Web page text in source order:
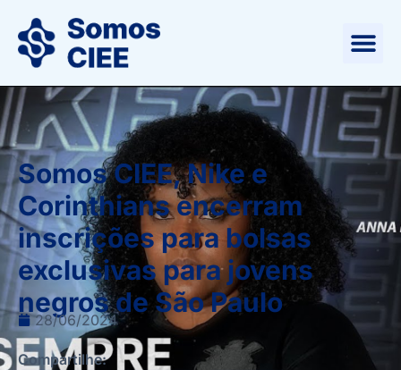
Somos CIEE, Nike e
Corinthians encerram
inscrições para bolsas
exclusivas para jovens
negros de São Paulo
28/06/2024
Compartilhe: